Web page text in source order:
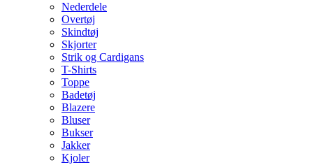
Nederdele
Overtøj
Skindtøj
Skjorter
Strik og Cardigans
T-Shirts
Toppe
Badetøj
Blazere
Bluser
Bukser
Jakker
Kjoler